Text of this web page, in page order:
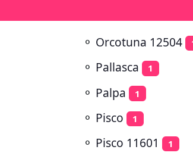
⚬ Orcotuna 12504
⚬ Pallasca 1
⚬ Palpa 1
⚬ Pisco 1
⚬ Pisco 11601 1